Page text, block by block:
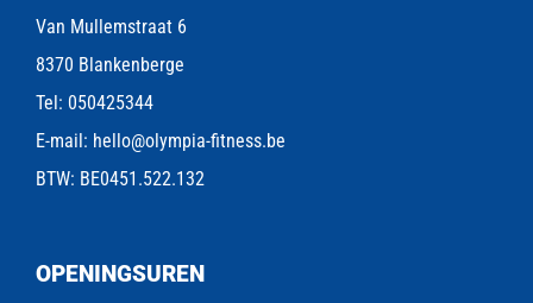
Van Mullemstraat 6
8370 Blankenberge
Tel: 050425344
E-mail: hello@olympia-fitness.be
BTW: BE0451.522.132
OPENINGSUREN